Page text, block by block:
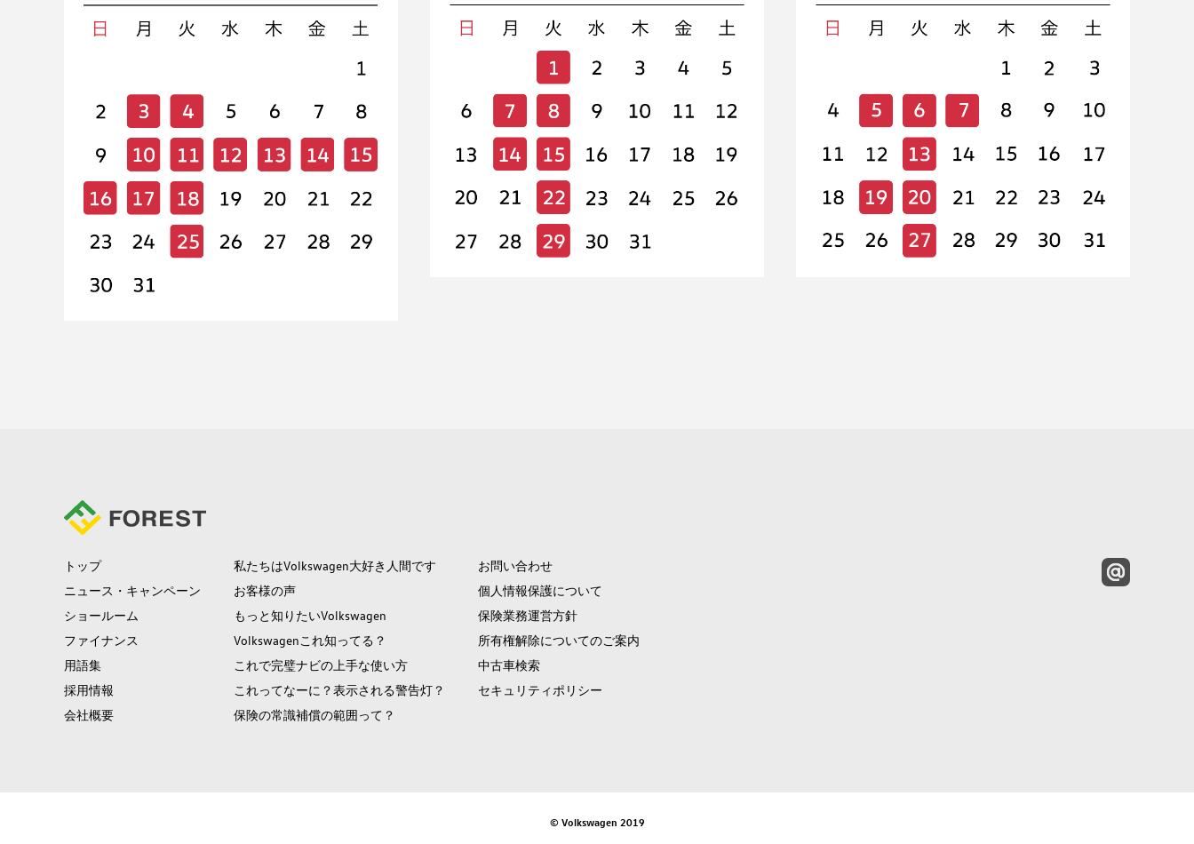
トップ
ニュース・キャンペーン
ショールーム
ファイナンス
用語集
採用情報
会社概要
私たちはVolkswagen大好き人間です
お客様の声
もっと知りたいVolkswagen
Volkswagenこれ知ってる？
これで完璧ナビの上手な使い方
これってなーに？表示される警告灯？
保険の常識補償の範囲って？
お問い合わせ
個人情報保護について
保険業務運営方針
所有権解除についてのご案内
中古車検索
セキュリティポリシー
© Volkswagen 2019